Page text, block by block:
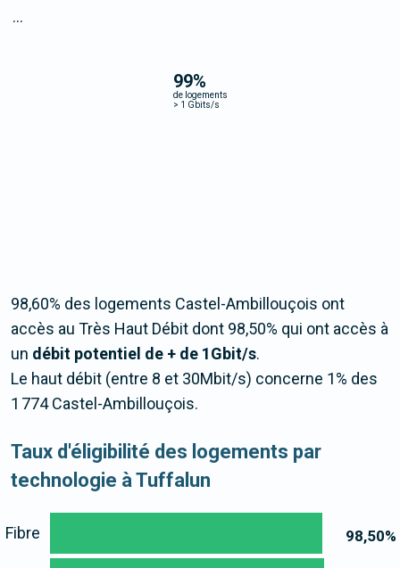
99%
de logements
> 1 Gbits/s
...
98,60% des logements Castel-Ambillouçois ont
accès au Très Haut Débit dont 98,50% qui ont accès à
un débit potentiel de + de 1Gbit/s.
Le haut débit (entre 8 et 30Mbit/s) concerne 1% des
1 774 Castel-Ambillouçois.
Taux d'éligibilité des logements par
technologie à Tuffalun
98,50%
Fibre